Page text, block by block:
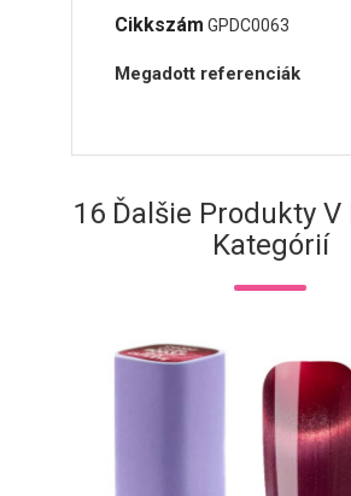
Cikkszám GPDC0063
Megadott referenciák
16 Ďalšie Produkty V
Kategórií